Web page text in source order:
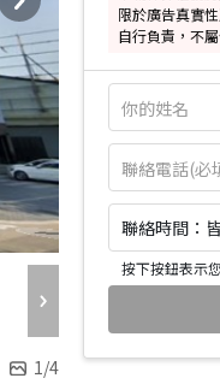
1/4
限於廣告真實
自行負責，不
聯絡時間：
按下按鈕表示